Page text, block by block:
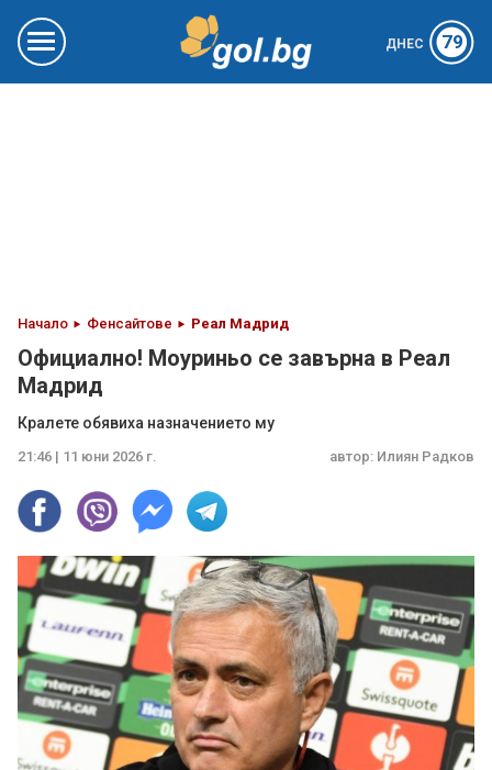
ДНЕС 79
Начало Фенсайтове Реал Мадрид
Официално! Моуриньо се завърна в Реал
Мадрид
Кралете обявиха назначението му
21:46 | 11 юни 2026 г. автор: Илиян Радков